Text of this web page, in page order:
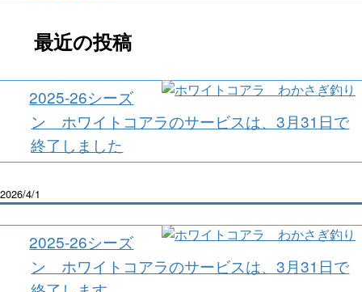
最近の投稿
2025-26シーズ
ン ホワイトコアラのサービスは、3月31日で
終了しました
2026/4/1
2025-26シーズ
ン ホワイトコアラのサービスは、3月31日で